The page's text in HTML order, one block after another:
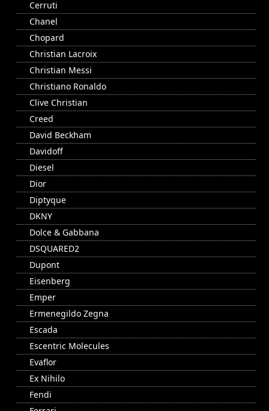
Cerruti
Chanel
Chopard
Christian Lacroix
Christian Messi
Christiano Ronaldo
Clive Christian
Creed
David Beckham
Davidoff
Diesel
Dior
Diptyque
DKNY
Dolce & Gabbana
DSQUARED2
Dupont
Eisenberg
Emper
Ermenegildo Zegna
Escada
Escentric Molecules
Evaflor
Ex Nihilo
Fendi